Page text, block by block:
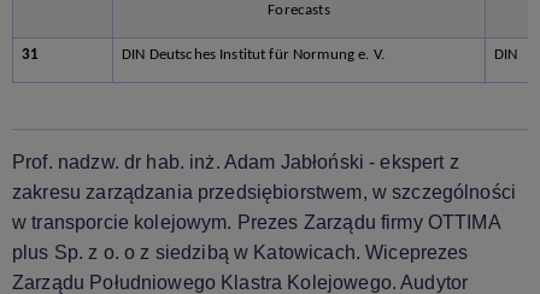
Forecasts
31 DIN Deutsches Institut für Normung e. V. DIN
Prof. nadzw. dr hab. inż. Adam Jabłoński - ekspert z
zakresu zarządzania przedsiębiorstwem, w szczególności
w transporcie kolejowym. Prezes Zarządu firmy OTTIMA
plus Sp. z o. o z siedzibą w Katowicach. Wiceprezes
Zarządu Południowego Klastra Kolejowego. Audytor